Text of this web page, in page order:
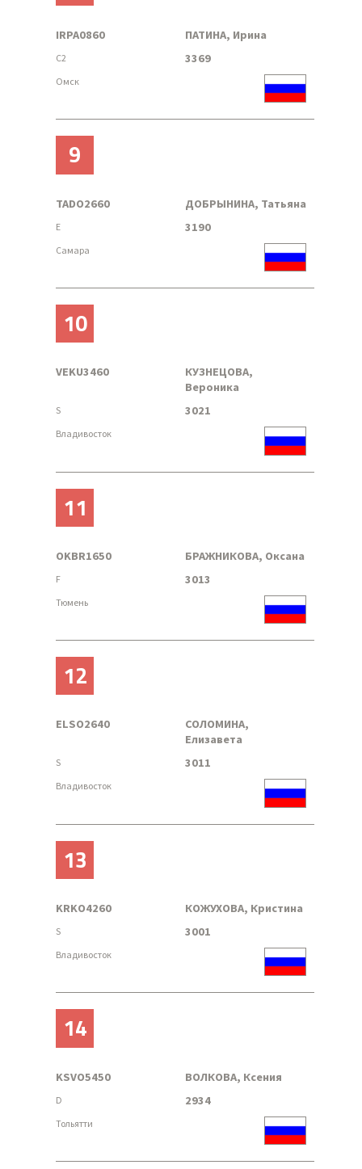
IRPA0860 ПАТИНА, Ирина
C2 3369
Омск
9
TADO2660 ДОБРЫНИНА, Татьяна
E 3190
Самара
10
VEKU3460
КУЗНЕЦОВА,
Вероника
S 3021
Владивосток
11
OKBR1650 БРАЖНИКОВА, Оксана
F 3013
Тюмень
12
ELSO2640
СОЛОМИНА,
Елизавета
S 3011
Владивосток
13
KRKO4260 КОЖУХОВА, Кристина
S 3001
Владивосток
14
KSVO5450 ВОЛКОВА, Ксения
D 2934
Тольятти